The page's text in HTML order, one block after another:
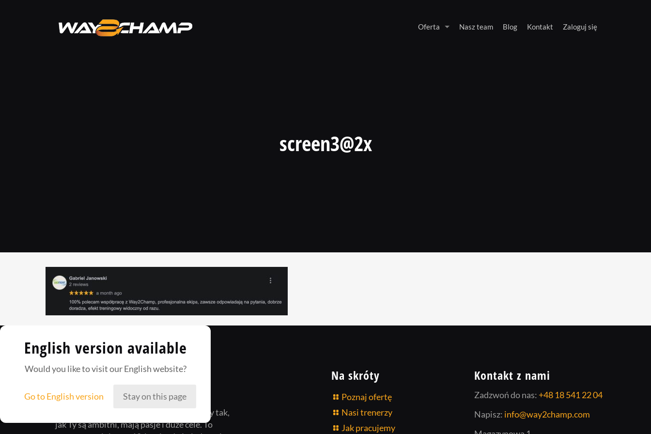
Oferta Nasz team Blog Kontakt Zaloguj się
screen3@2x
Way2Champ to zgrana załoga ludzi, którzy tak,
jak Ty są ambitni, mają pasje i duże cele. To
Na skróty
Poznaj ofertę
Nasi trenerzy
Jak pracujemy
Kontakt z nami
Zadzwoń do nas: +48 18 541 22 04
Napisz: info@way2champ.com
English version available
Would you like to visit our English website?
Go to English version Stay on this page